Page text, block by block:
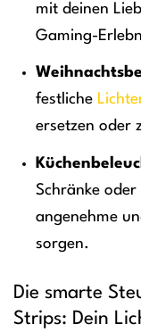
mit deinen
Gaming-
festliche
ersetzen oder
Schränke
angenehme
sorgen.
Die smarte
Strips: Dein